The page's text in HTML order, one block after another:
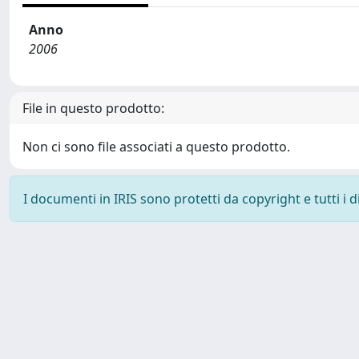
Anno
2006
File in questo prodotto:
Non ci sono file associati a questo prodotto.
I documenti in IRIS sono protetti da copyright e tutti i